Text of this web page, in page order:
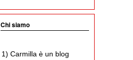
Chi siamo
1) Carmilla è un blog